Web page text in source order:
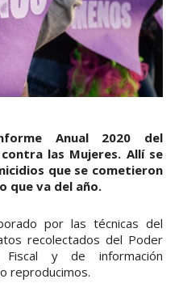
Anual 2020 del
las Mujeres. Allí se
que se cometieron
que va del año.
por las técnicas del
recolectados del Poder
Fiscal y de información
reproducimos.